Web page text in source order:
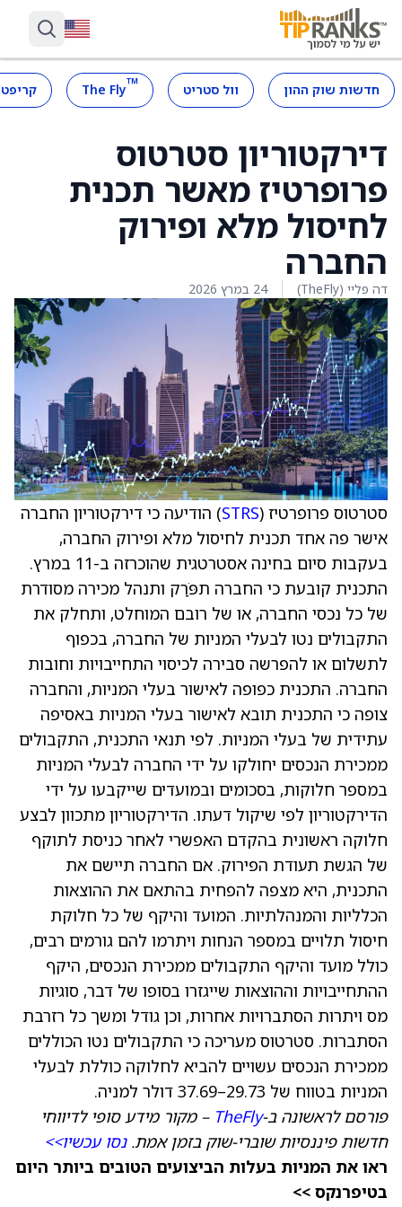
חדשות שוק ההון וול סטריט ™
The Fly
דירקטוריון סטרטוס
פרופרטיז מאשר תכנית
לחיסול מלא ופירוק
החברה
דה פליי (TheFly) 24 במרץ 2026
סטרטוס פרופרטיז (STRS) הודיעה כי דירקטוריון החברה
אישר פה אחד תכנית לחיסול מלא ופירוק החברה,
בעקבות סיום בחינה אסטרטגית שהוכרזה ב-11 במרץ.
התכנית קובעת כי החברה תפֹּרַק ותנהל מכירה מסודרת
של כל נכסי החברה, או של רובם המוחלט, ותחלק את
התקבולים נטו לבעלי המניות של החברה, בכפוף
לתשלום או להפרשה סבירה לכיסוי התחייבויות וחובות
החברה. התכנית כפופה לאישור בעלי המניות, והחברה
צופה כי התכנית תובא לאישור בעלי המניות באסיפה
עתידית של בעלי המניות. לפי תנאי התכנית, התקבולים
ממכירת הנכסים יחולקו על ידי החברה לבעלי המניות
במספר חלוקות, בסכומים ובמועדים שייקבעו על ידי
הדירקטוריון לפי שיקול דעתו. הדירקטוריון מתכוון לבצע
חלוקה ראשונית בהקדם האפשרי לאחר כניסת לתוקף
של הגשת תעודת הפירוק. אם החברה תיישם את
התכנית, היא מצפה להפחית בהתאם את ההוצאות
הכלליות והמנהלתיות. המועד והיקף של כל חלוקת
חיסול תלויים במספר הנחות ויתרמו להם גורמים רבים,
כולל מועד והיקף התקבולים ממכירת הנכסים, היקף
ההתחייבויות וההוצאות שייגזרו בסופו של דבר, סוגיות
מס ויתרות הסתברויות אחרות, וכן גודל ומשך כל רזרבת
הסתברות. סטרטוס מעריכה כי התקבולים נטו הכוללים
ממכירת הנכסים עשויים להביא לחלוקה כוללת לבעלי
המניות בטווח של 29.73–37.69 דולר למניה.
פורסם לראשונה ב-TheFly – מקור מידע סופי לדיווחי
חדשות פיננסיות שוברי-שוק בזמן אמת.נסו עכשיו>>
ראו את המניות בעלות הביצועים הטובים ביותר היום
בטיפרנקס >>